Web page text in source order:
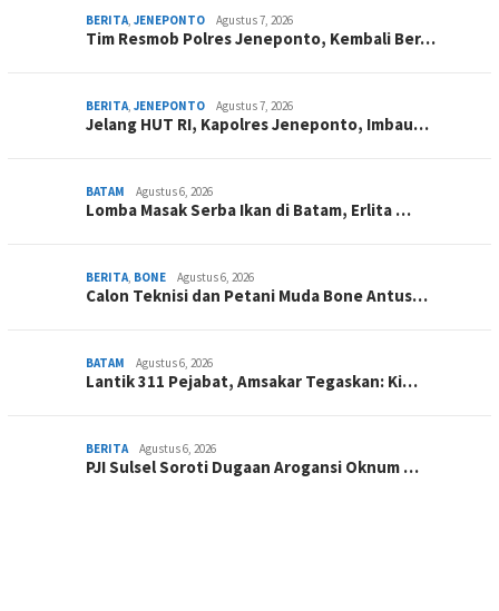
BERITA, JENEPONTO Agustus 7, 2026
Tim Resmob Polres Jeneponto, Kembali Ber…
BERITA, JENEPONTO Agustus 7, 2026
Jelang HUT RI, Kapolres Jeneponto, Imbau…
BATAM Agustus 6, 2026
Lomba Masak Serba Ikan di Batam, Erlita …
BERITA, BONE Agustus 6, 2026
Calon Teknisi dan Petani Muda Bone Antus…
BATAM Agustus 6, 2026
Lantik 311 Pejabat, Amsakar Tegaskan: Ki…
BERITA Agustus 6, 2026
PJI Sulsel Soroti Dugaan Arogansi Oknum …